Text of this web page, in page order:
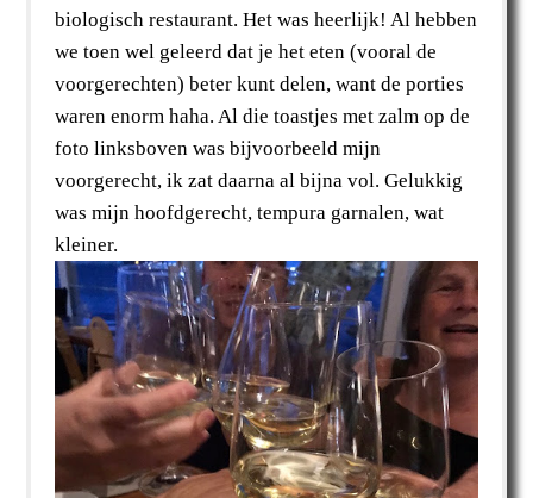
biologisch restaurant. Het was heerlijk! Al hebben
we toen wel geleerd dat je het eten (vooral de
voorgerechten) beter kunt delen, want de porties
waren enorm haha. Al die toastjes met zalm op de
foto linksboven was bijvoorbeeld mijn
voorgerecht, ik zat daarna al bijna vol. Gelukkig
was mijn hoofdgerecht, tempura garnalen, wat
kleiner.